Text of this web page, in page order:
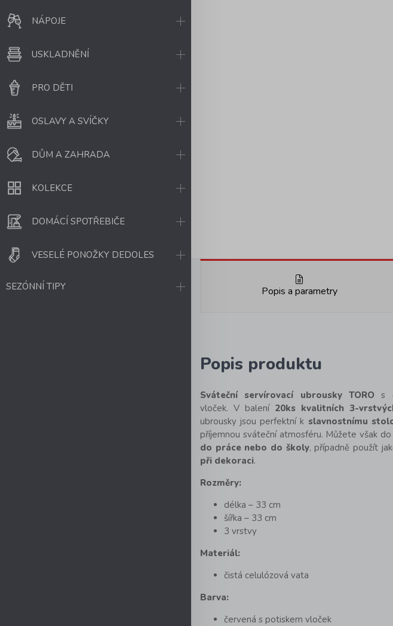
NÁPOJE
USKLADNĚNÍ
PRO DĚTI
OSLAVY A SVÍČKY
DŮM A ZAHRADA
KOLEKCE
DOMÁCÍ SPOTŘEBIČE
VESELÉ PONOŽKY DEDOLES
SEZÓNNÍ TIPY Popis a parametry
Popis produktu
Sváteční servírovací ubrousky TORO s
vloček. V balení 20ks kvalitních 3-
ubrousky jsou perfektní k slavnostnímu
příjemnou sváteční atmosféru. Můžete však
do práce nebo do školy, případně použít
při dekoraci.
Rozměry:
délka – 33 cm
šířka – 33 cm
3 vrstvy
Materiál:
čistá celulózová vata
Barva:
červená s potiskem vloček